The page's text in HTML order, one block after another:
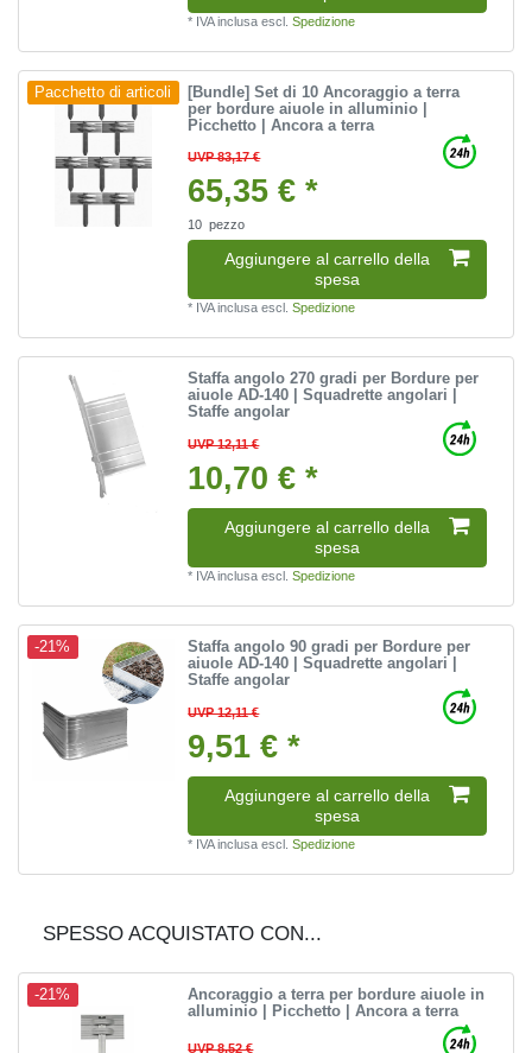
* IVA inclusa escl.Spedizione
Pacchetto di articoli
[Bundle] Set di 10 Ancoraggio a terra
per bordure aiuole in alluminio |
Picchetto | Ancora a terra
UVP 83,17 €
65,35 € *
10 pezzo
Aggiungere al carrello della
spesa
* IVA inclusa escl.Spedizione
Staffa angolo 270 gradi per Bordure per
aiuole AD-140 | Squadrette angolari |
Staffe angolar
UVP 12,11 €
10,70 € *
Aggiungere al carrello della
spesa
* IVA inclusa escl.Spedizione
-21%
Staffa angolo 90 gradi per Bordure per
aiuole AD-140 | Squadrette angolari |
Staffe angolar
UVP 12,11 €
9,51 € *
Aggiungere al carrello della
spesa
* IVA inclusa escl.Spedizione
SPESSO ACQUISTATO CON...
-21%
Ancoraggio a terra per bordure aiuole in
alluminio | Picchetto | Ancora a terra
UVP 8,52 €